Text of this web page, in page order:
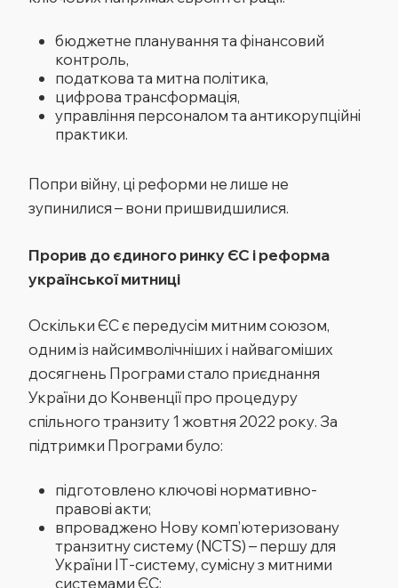
бюджетне планування та фінансовий
контроль,
податкова та митна політика,
цифрова трансформація,
управління персоналом та антикорупційні
практики.
Попри війну, ці реформи не лише не
зупинилися – вони пришвидшилися.
Прорив до єдиного ринку ЄС і реформа
української митниці
Оскільки ЄС є передусім митним союзом,
одним із найсимволічніших і найвагоміших
досягнень Програми стало приєднання
України до Конвенції про процедуру
спільного транзиту 1 жовтня 2022 року. За
підтримки Програми було:
підготовлено ключові нормативно-
правові акти;
впроваджено Нову комп’ютеризовану
транзитну систему (NCTS) – першу для
України ІТ-систему, сумісну з митними
системами ЄС;